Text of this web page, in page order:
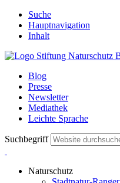
Suche
Hauptnavigation
Inhalt
Blog
Presse
Newsletter
Mediathek
Leichte Sprache
Suchbegriff
Naturschutz